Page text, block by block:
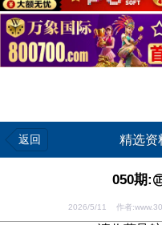
返回 精选资
050期:
2026/5/11 作者